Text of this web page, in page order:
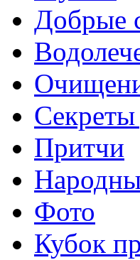
Добрые
Секреты
Притчи
Фото
Кубок